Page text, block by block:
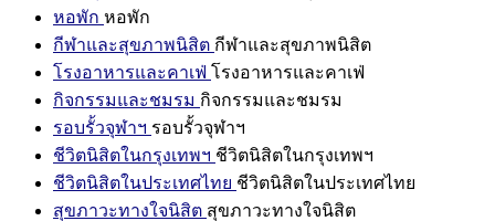
หอพัก หอพัก
กีฬาและสุขภาพนิสิต กีฬาและสุขภาพนิสิต
โรงอาหารและคาเฟ่ โรงอาหารและคาเฟ่
กิจกรรมและชมรม กิจกรรมและชมรม
รอบรั้วจุฬาฯ รอบรั้วจุฬาฯ
ชีวิตนิสิตในกรุงเทพฯ ชีวิตนิสิตในกรุงเทพฯ
ชีวิตนิสิตในประเทศไทย ชีวิตนิสิตในประเทศไทย
สุขภาวะทางใจนิสิต สุขภาวะทางใจนิสิต